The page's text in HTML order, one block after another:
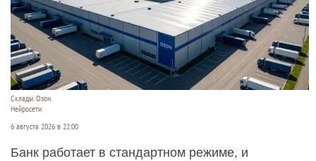
Склады. Озон.
Нейросети
6 августа 2026 в 22:00
Банк работает в стандартном режиме, и